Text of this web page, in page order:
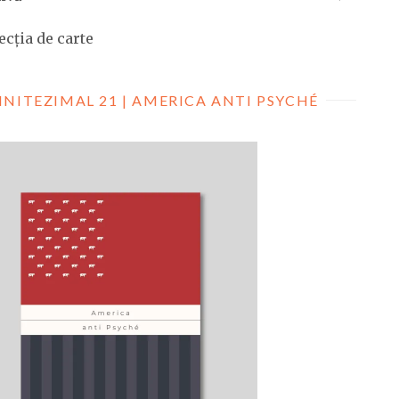
de carte
21 | AMERICA ANTI PSYCHÉ